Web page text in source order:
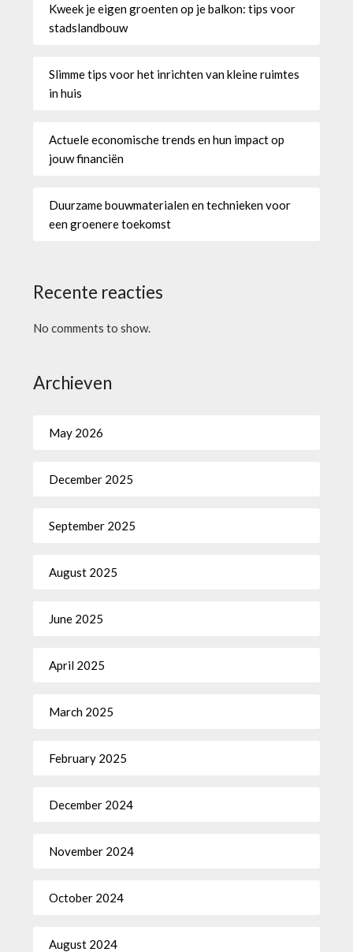
Kweek je eigen groenten op je balkon: tips voor
stadslandbouw
Slimme tips voor het inrichten van kleine ruimtes
in huis
Actuele economische trends en hun impact op
jouw financiën
Duurzame bouwmaterialen en technieken voor
een groenere toekomst
Recente reacties
No comments to show.
Archieven
May 2026
December 2025
September 2025
August 2025
June 2025
April 2025
March 2025
February 2025
December 2024
November 2024
October 2024
August 2024